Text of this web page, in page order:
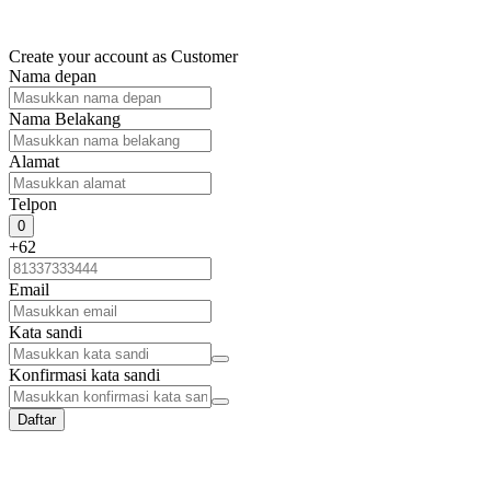
Create your account as Customer
Nama depan
Nama Belakang
Alamat
Telpon
0
+62
Email
Kata sandi
Konfirmasi kata sandi
Daftar